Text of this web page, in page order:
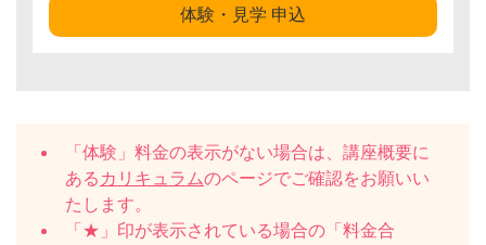
体験・見学 申込
「体験」料金の表示がない場合は、講座概要に
ある カリキュラムのページでご確認をお願いい
たします。
「★」印が表示されている場合の「料金合